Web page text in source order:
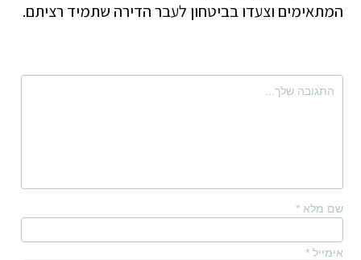
המתאימים וצעדו בביטחון לעבר הדירה שתמיד רציתם.
שם מלא *
אימייל *